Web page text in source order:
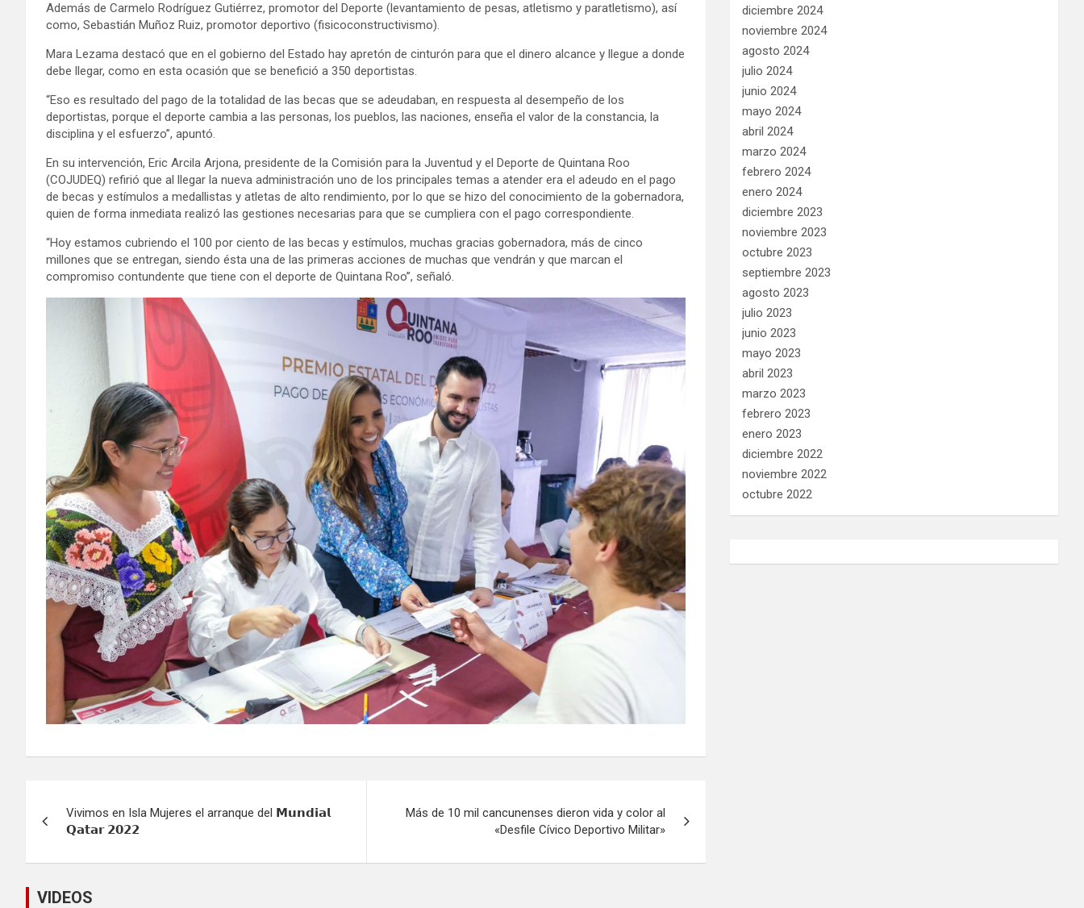
Además de Carmelo Rodríguez Gutiérrez, promotor del Deporte (levantamiento de pesas, atletismo y paratletismo), así
como, Sebastián Muñoz Ruiz, promotor deportivo (fisicoconstructivismo).
Mara Lezama destacó que en el gobierno del Estado hay apretón de cinturón para que el dinero alcance y llegue a donde
debe llegar, como en esta ocasión que se benefició a 350 deportistas.
“Eso es resultado del pago de la totalidad de las becas que se adeudaban, en respuesta al desempeño de los
deportistas, porque el deporte cambia a las personas, los pueblos, las naciones, enseña el valor de la constancia, la
disciplina y el esfuerzo”, apuntó.
En su intervención, Eric Arcila Arjona, presidente de la Comisión para la Juventud y el Deporte de Quintana Roo
(COJUDEQ) refirió que al llegar la nueva administración uno de los principales temas a atender era el adeudo en el pago
de becas y estímulos a medallistas y atletas de alto rendimiento, por lo que se hizo del conocimiento de la gobernadora,
quien de forma inmediata realizó las gestiones necesarias para que se cumpliera con el pago correspondiente.
“Hoy estamos cubriendo el 100 por ciento de las becas y estímulos, muchas gracias gobernadora, más de cinco
millones que se entregan, siendo ésta una de las primeras acciones de muchas que vendrán y que marcan el
compromiso contundente que tiene con el deporte de Quintana Roo”, señaló.
de
entradas
Vivimos en Isla Mujeres el arranque del 𝗠𝘂𝗻𝗱𝗶𝗮𝗹
𝗤𝗮𝘁𝗮𝗿 𝟮𝟬𝟮𝟮
Más de 10 mil cancunenses dieron vida y color al
«Desfile Cívico Deportivo Militar»
diciembre 2024
noviembre 2024
agosto 2024
julio 2024
junio 2024
mayo 2024
abril 2024
marzo 2024
febrero 2024
enero 2024
diciembre 2023
noviembre 2023
octubre 2023
septiembre 2023
agosto 2023
julio 2023
junio 2023
mayo 2023
abril 2023
marzo 2023
febrero 2023
enero 2023
diciembre 2022
noviembre 2022
octubre 2022
VIDEOS